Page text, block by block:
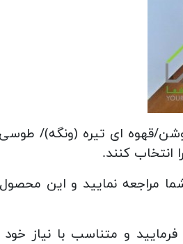
قهوه ای تیره (ونگه)/
انتخاب کنند.
مراجعه نمایید و این
و متناسب با نیاز